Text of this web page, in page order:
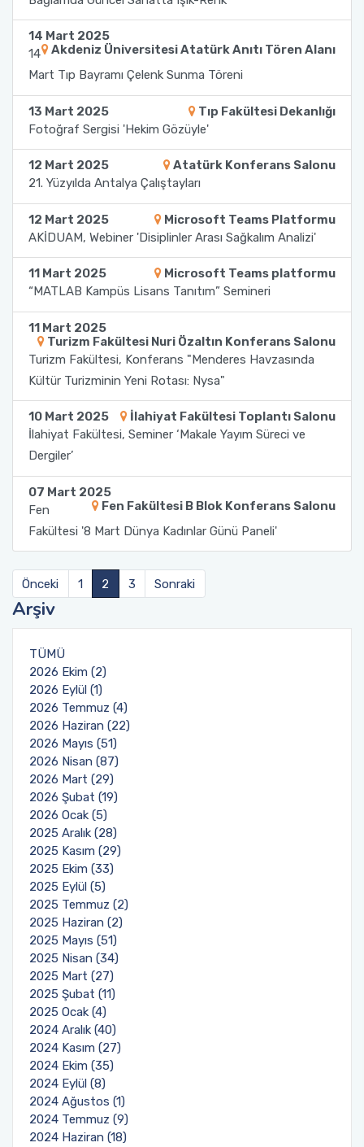
14 Mart 2025
Akdeniz Üniversitesi Atatürk Anıtı Tören Alanı
14
Mart Tıp Bayramı Çelenk Sunma Töreni
13 Mart 2025
Tıp Fakültesi Dekanlığı
Fotoğraf Sergisi 'Hekim Gözüyle'
12 Mart 2025
Atatürk Konferans Salonu
21. Yüzyılda Antalya Çalıştayları
12 Mart 2025
Microsoft Teams Platformu
AKİDUAM, Webiner 'Disiplinler Arası Sağkalım Analizi'
11 Mart 2025
Microsoft Teams platformu
“MATLAB Kampüs Lisans Tanıtım” Semineri
11 Mart 2025
Turizm Fakültesi Nuri Özaltın Konferans Salonu
Turizm Fakültesi, Konferans "Menderes Havzasında
Kültür Turizminin Yeni Rotası: Nysa"
10 Mart 2025
İlahiyat Fakültesi Toplantı Salonu
İlahiyat Fakültesi, Seminer ‘Makale Yayım Süreci ve
Dergiler’
07 Mart 2025
Fen Fakültesi B Blok Konferans Salonu
Fen
Fakültesi '8 Mart Dünya Kadınlar Günü Paneli'
Önceki 1 2 3 Sonraki
Arşiv
TÜMÜ
2026 Ekim (2)
2026 Eylül (1)
2026 Temmuz (4)
2026 Haziran (22)
2026 Mayıs (51)
2026 Nisan (87)
2026 Mart (29)
2026 Şubat (19)
2026 Ocak (5)
2025 Aralık (28)
2025 Kasım (29)
2025 Ekim (33)
2025 Eylül (5)
2025 Temmuz (2)
2025 Haziran (2)
2025 Mayıs (51)
2025 Nisan (34)
2025 Mart (27)
2025 Şubat (11)
2025 Ocak (4)
2024 Aralık (40)
2024 Kasım (27)
2024 Ekim (35)
2024 Eylül (8)
2024 Ağustos (1)
2024 Temmuz (9)
2024 Haziran (18)
2022-2026 Stratejik Planı
Faaliyet Raporları
Akademik Tören
İlahiyat Fakültesi
İletişim Fakültesi
Kemer Denizcilik Fakültesi
Kumluca Sağlık Bilimleri Fakültesi
Manavgat Sosyal ve Beşeri Bilimler Fakültesi
Manavgat Turizm Fakültesi
Manavgat Yabancı Diller Fakültesi
Mimarlık Fakültesi
Mühendislik Fakültesi
Sağlık Bilimleri Fakültesi
Serik İşletme Fakültesi
Spor Bilimleri Fakültesi
Su Ürünleri Fakültesi
Tıp Fakültesi
Turizm Fakültesi
Uygulamalı Bilimler Fakültesi
Ziraat Fakültesi
Sağlık Hizmetleri MYO
Serik Gülsün Süleyman Süral MYO
Sosyal Bilimler MYO
Teknik Bilimler MYO
Yapı İşleri ve Teknik Daire Başkanlığı
Uluslararası İlişkiler Ofisi
Mezun Bilgi Sistemi
Sıkça Sorulan Sorular
Online Sağlık Hizmetleri Randevu Sistemi
Yönetim Sistemi)
Dış Kaynaklı Proje Takip Sistemi
TÜBİTAK Projeleri
Web of Science
SciVal